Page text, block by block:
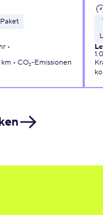
CO₂-Emissionen